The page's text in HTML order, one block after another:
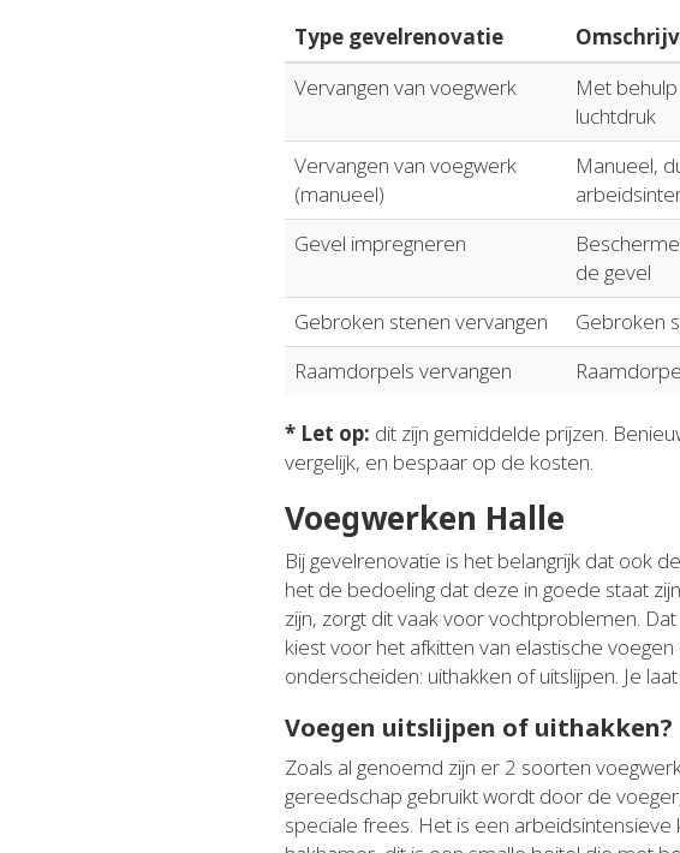
Type gevelrenovatie
Vervangen van voegwerk
Met
luchtdruk
Vervangen van voegwerk
(manueel)
Manueel,
Gevel impregneren
de gevel
Gebroken stenen vervangen Gebroken
Raamdorpels vervangen
* Let op: dit zijn gemiddelde prijzen.
vergelijk, en bespaar op de kosten.
Voegwerken Halle
Bij gevelrenovatie is het belangrijk dat ook
het de bedoeling dat deze in goede staat
zijn, zorgt dit vaak voor vochtproblemen.
kiest voor het afkitten van elastische
onderscheiden: uithakken of uitslijpen. Je
Voegen uitslijpen of uithakken?
Zoals al genoemd zijn er 2 soorten
gereedschap gebruikt wordt door de
speciale frees. Het is een